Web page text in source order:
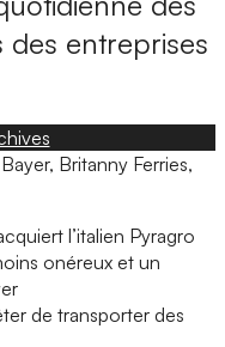
des entreprises
Britanny Ferries,
l’italien Pyragro
onéreux et un
de transporter des